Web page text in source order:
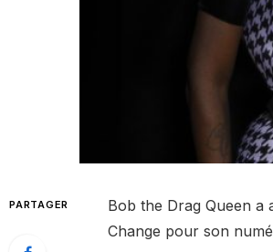
PARTAGER
Bob the Drag Queen a
Change pour son